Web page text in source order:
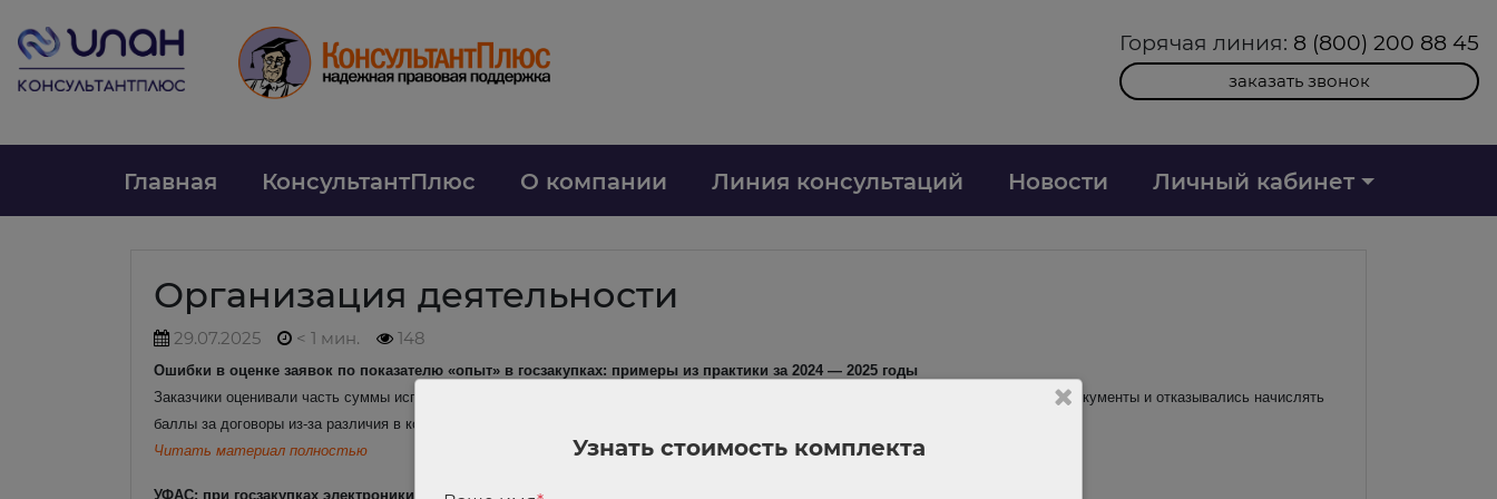
Горячая линия: 8 (800) 200 88 45
заказать звонок
Главная КонсультантПлюс О компании Линия консультаций Новости Личный кабинет
Организация деятельности
29.07.2025 < 1 мин. 148
Ошибки в оценке заявок по показателю «опыт» в госзакупках: примеры из практики за 2024 — 2025 годы
Заказчики оценивали часть суммы исполненного контракта, требовали предоставлять для подтверждения квалификации платежные документы и отказывались начислять
баллы за договоры из-за различия в кодах ОКПД 2. Подробнее об этих нарушениях читайте в обзоре.
Читать материал полностью
УФАС: при госзакупках электроники нужно помнить, что HDMI – товарный знак
Узнать стоимость комплекта